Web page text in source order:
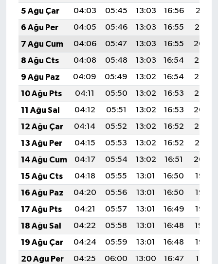
5 Ağu Çar
04:03 05:45 13:03 16:56
20:11
6 Ağu Per
04:05 05:46 13:03 16:55
20:10
7 Ağu Cum
04:06 05:47 13:03 16:55
20:09
8 Ağu Cts
04:08 05:48 13:03 16:54
20:07
9 Ağu Paz
04:09 05:49 13:02 16:54
20:06
10 Ağu Pts
04:11 05:50 13:02 16:53
20:05
11 Ağu Sal
04:12 05:51 13:02 16:53
20:04
12 Ağu Çar
04:14 05:52 13:02 16:52
20:02
13 Ağu Per
04:15 05:53 13:02 16:52
20:01
14 Ağu Cum
04:17 05:54 13:02 16:51
20:00
15 Ağu Cts
04:18 05:55 13:01 16:50
19:58
16 Ağu Paz
04:20 05:56 13:01 16:50
19:57
17 Ağu Pts
04:21 05:57 13:01 16:49
19:55
18 Ağu Sal
04:22 05:58 13:01 16:48
19:54
19 Ağu Çar
04:24 05:59 13:01 16:48
19:53
20 Ağu Per
04:25 06:00 13:00 16:47
19:51